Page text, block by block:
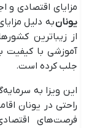
مزایای اقتصادی و
یونانبه دلیل
از زیباترین
آموزشی با کیفیت
جلب کرده است.
این ویزا به
راحتی در یونان
فرصت‌های